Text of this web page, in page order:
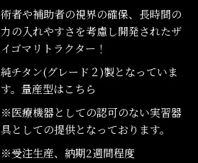
術者や補助者の視界の確保、長時間の
力の入れやすさを考慮し開発されたザ
イゴマリトラクター！
純チタン(グレード２)製となっていま
す。 量産型はこちら
※医療機器としての認可のない実習器
具としての提供となっております。
※受注生産、納期2週間程度